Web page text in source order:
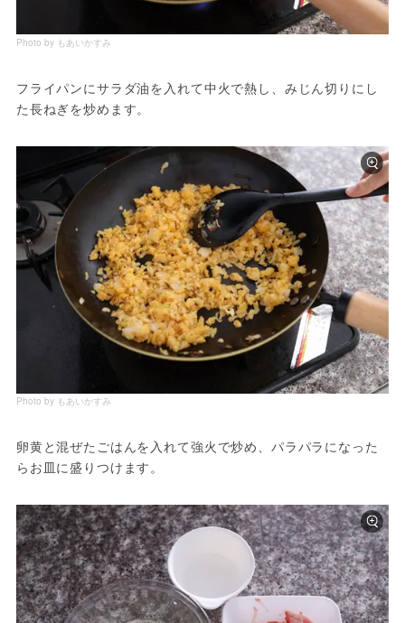
Photo by もあいかすみ
フライパンにサラダ油を入れて中火で熱し、みじん切りにし
た長ねぎを炒めます。
Photo by もあいかすみ
卵黄と混ぜたごはんを入れて強火で炒め、パラパラになった
らお皿に盛りつけます。